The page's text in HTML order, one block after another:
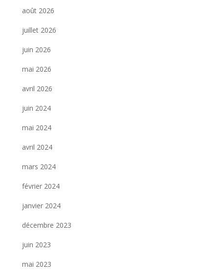
août 2026
juillet 2026
juin 2026
mai 2026
avril 2026
juin 2024
mai 2024
avril 2024
mars 2024
février 2024
janvier 2024
décembre 2023
juin 2023
mai 2023